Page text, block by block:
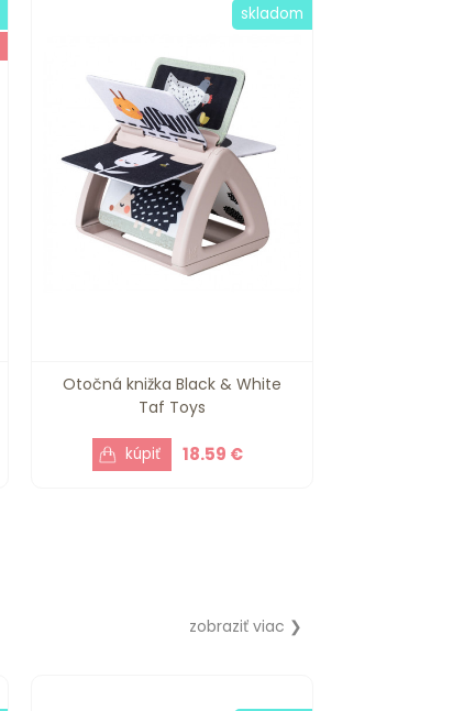
Otočná knižka Black & White
Taf Toys
18.59 €
skladom
zobraziť viac ❯